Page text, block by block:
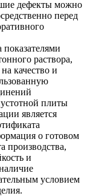
дефекты можно
перед
показателями
раствора,
качество и
плиты
является
о готовом
производства,
и
условием